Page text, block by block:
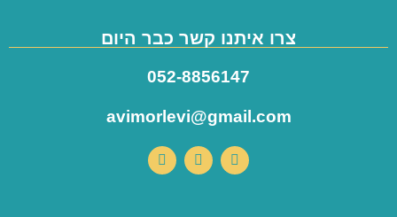
צרו איתנו קשר כבר היום
052-8856147
avimorlevi@gmail.com